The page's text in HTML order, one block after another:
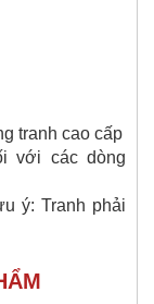
tranh cao cấp
với các dòng
ý: Tranh phải